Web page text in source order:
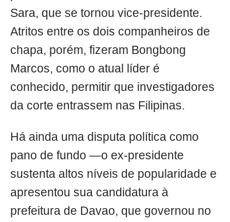
Sara, que se tornou vice-presidente.
Atritos entre os dois companheiros de
chapa, porém, fizeram Bongbong
Marcos, como o atual líder é
conhecido, permitir que investigadores
da corte entrassem nas Filipinas.
Há ainda uma disputa política como
pano de fundo —o ex-presidente
sustenta altos níveis de popularidade e
apresentou sua candidatura à
prefeitura de Davao, que governou no